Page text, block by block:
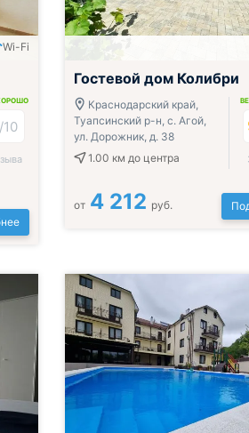
Wi-Fi
/10
Гостевой дом Колибри
Краснодарский край,
Туапсинский р-н, с. Агой,
ул. Дорожник, д. 38
1.00 км до центра
от 4 212 руб.